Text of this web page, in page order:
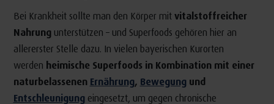
Bei Krankheit sollte man den Körper mit vitalstoffreicher
Nahrungunterstützen – und Superfoods gehören hier an
allererster Stelle dazu. In vielen bayerischen Kurorten
werden heimische Superfoods in Kombination mit einer
naturbelassenen Ernährung, Bewegungund
Entschleunigungeingesetzt, um gegen chronische